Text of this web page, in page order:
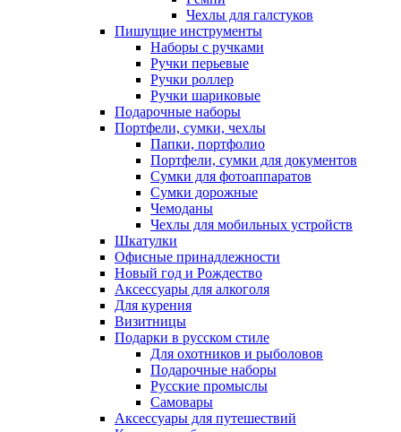
Чехлы для галстуков
Пишущие инструменты
Наборы с ручками
Ручки перьевые
Ручки роллер
Ручки шариковые
Подарочные наборы
Портфели, сумки, чехлы
Папки, портфолио
Портфели, сумки для документов
Сумки для фотоаппаратов
Сумки дорожные
Чемоданы
Чехлы для мобильных устройств
Шкатулки
Офисные принадлежности
Новый год и Рождество
Аксессуары для алкоголя
Для курения
Визитницы
Подарки в русском стиле
Для охотников и рыболовов
Подарочные наборы
Русские промыслы
Самовары
Аксессуары для путешествий